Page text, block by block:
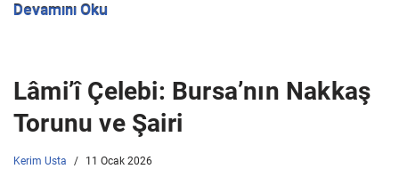
Devamını Oku
Lâmi’î Çelebi: Bursa’nın Nakkaş
Torunu ve Şairi
Kerim Usta 11 Ocak 2026